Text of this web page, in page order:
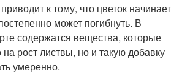
к тому, что цветок начинает
может погибнуть. В
содержатся вещества, которые
рост листвы, но и такую добавку
умеренно.